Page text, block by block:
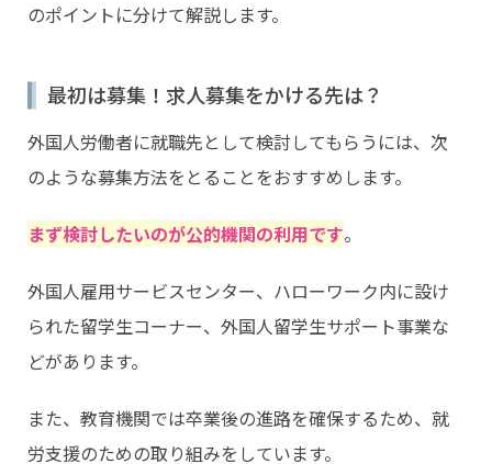
のポイントに分けて解説します。
最初は募集！求人募集をかける先は？
外国人労働者に就職先として検討してもらうには、次
のような募集方法をとることをおすすめします。
まず検討したいのが公的機関の利用です。
外国人雇用サービスセンター、ハローワーク内に設け
られた留学生コーナー、外国人留学生サポート事業な
どがあります。
また、教育機関では卒業後の進路を確保するため、就
労支援のための取り組みをしています。